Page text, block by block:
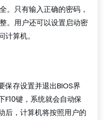
。只有输入正确的密码，
。用户还可以设置启动密
算机。
保存设置并退出BIOS界
F10键，系统就会自动保
后，计算机将按照用户的